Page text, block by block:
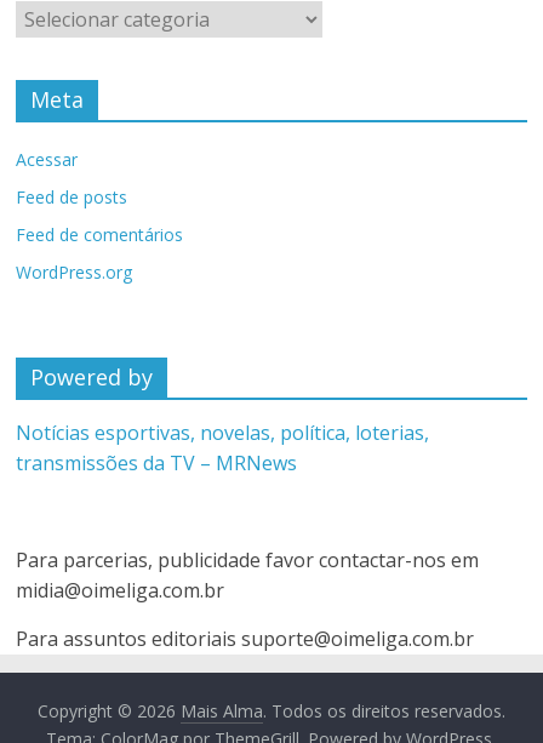
Categorias
Meta
Acessar
Feed de posts
Feed de comentários
WordPress.org
Powered by
Notícias esportivas, novelas, política, loterias,
transmissões da TV – MRNews
Para parcerias, publicidade favor contactar-nos em
midia@oimeliga.com.br
Para assuntos editoriaissuporte@oimeliga.com.br
Copyright © 2026 Mais Alma. Todos os direitos reservados.